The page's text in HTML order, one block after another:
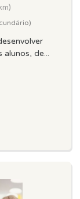
de...